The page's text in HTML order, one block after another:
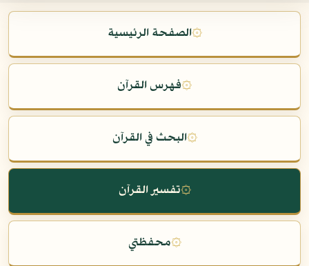
۞الصفحة الرئيسية
۞فهرس القرآن
۞البحث في القرآن
۞تفسير القرآن
۞محفظتي